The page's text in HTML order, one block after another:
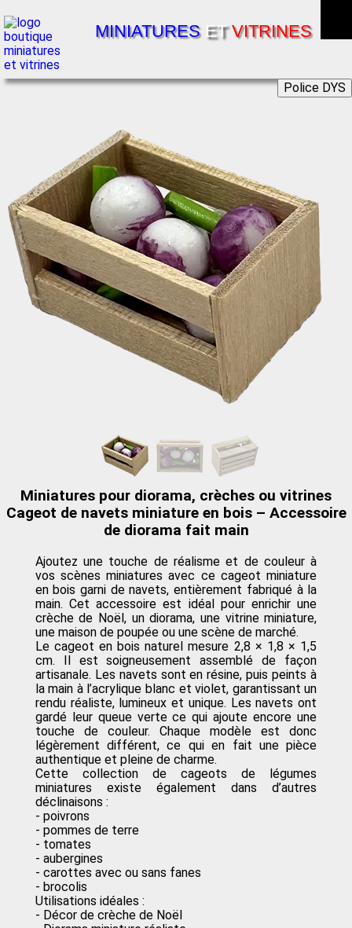
MINIATURES ET VITRINES
Police DYS
Miniatures pour diorama, crèches ou vitrines
Cageot de navets miniature en bois – Accessoire
de diorama fait main
Ajoutez une touche de réalisme et de couleur à
vos scènes miniatures avec ce cageot miniature
en bois garni de navets, entièrement fabriqué à la
main. Cet accessoire est idéal pour enrichir une
crèche de Noël, un diorama, une vitrine miniature,
une maison de poupée ou une scène de marché.
Le cageot en bois naturel mesure 2,8 × 1,8 × 1,5
cm. Il est soigneusement assemblé de façon
artisanale. Les navets sont en résine, puis peints à
la main à l’acrylique blanc et violet, garantissant un
rendu réaliste, lumineux et unique. Les navets ont
gardé leur queue verte ce qui ajoute encore une
touche de couleur. Chaque modèle est donc
légèrement différent, ce qui en fait une pièce
authentique et pleine de charme.
Cette collection de cageots de légumes
miniatures existe également dans d’autres
déclinaisons :
- poivrons
- pommes de terre
- tomates
- aubergines
- carottes avec ou sans fanes
- brocolis
Utilisations idéales :
- Décor de crèche de Noël